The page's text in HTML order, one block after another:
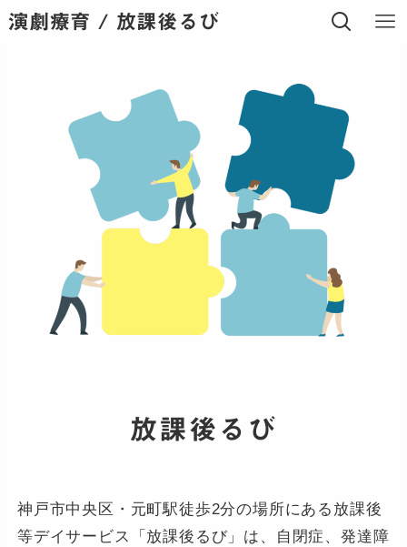
演劇療育 / 放課後るび
神戸市中央区
放課後等デイサービス
放課後るび
神戸市中央区・元町駅徒歩2分の場所にある放課後
等デイサービス「放課後るび」は、自閉症、発達障